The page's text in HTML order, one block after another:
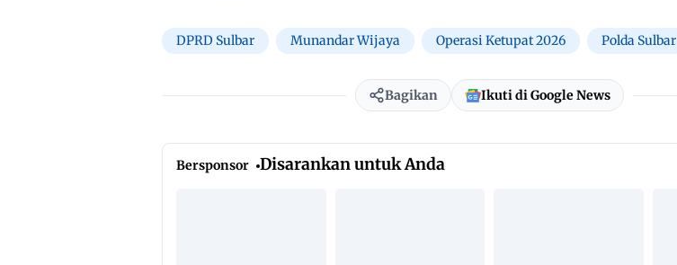
DPRD Sulbar Munandar Wijaya Operasi Ketupat 2026 Polda Sulbar
Bagikan Ikuti di Google News
Bersponsor Disarankan untuk Anda